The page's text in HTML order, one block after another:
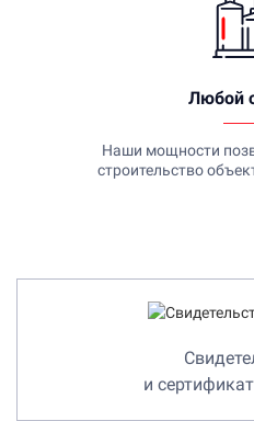
Любой
Наши мощности
строительство
и